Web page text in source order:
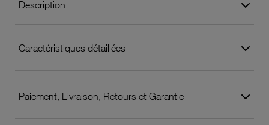
Description
Caractéristiques détaillées
Paiement, Livraison, Retours et Garantie